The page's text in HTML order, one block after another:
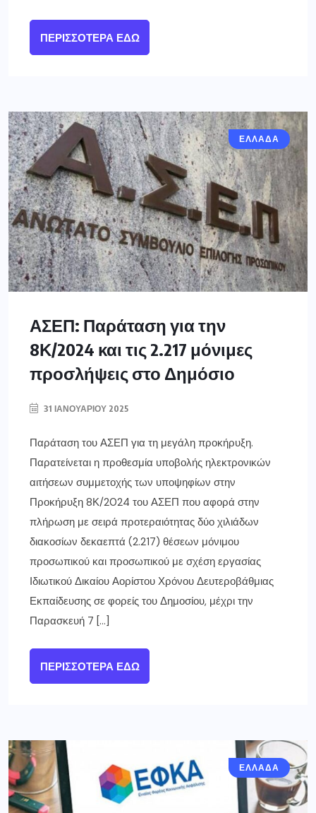
ΠΕΡΙΣΣΌΤΕΡΑ ΕΔΏ
ΕΛΛΑΔΑ
ΑΣΕΠ: Παράταση για την
8Κ/2024 και τις 2.217 μόνιμες
προσλήψεις στο Δημόσιο
31 ΙΑΝΟΥΑΡΊΟΥ 2025
Παράταση του ΑΣΕΠ για τη μεγάλη προκήρυξη.
Παρατείνεται η προθεσμία υποβολής ηλεκτρονικών
αιτήσεων συμμετοχής των υποψηφίων στην
Προκήρυξη 8Κ/2024 του ΑΣΕΠ που αφορά στην
πλήρωση με σειρά προτεραιότητας δύο χιλιάδων
διακοσίων δεκαεπτά (2.217) θέσεων μόνιμου
προσωπικού και προσωπικού με σχέση εργασίας
Ιδιωτικού Δικαίου Αορίστου Χρόνου Δευτεροβάθμιας
Εκπαίδευσης σε φορείς του Δημοσίου, μέχρι την
Παρασκευή 7 […]
ΠΕΡΙΣΣΌΤΕΡΑ ΕΔΏ
ΕΛΛΑΔΑ